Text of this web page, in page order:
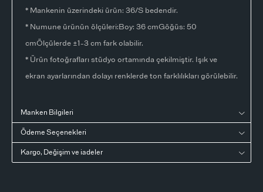
* Mankenin üzerindeki ürün: 36/S bedendir.
* Numune ürünün ölçüleri:Boy: 36 cmGöğüs: 50
cmÖlçülerde ±1-3 cm fark olabilir.
* Ürün fotoğrafları stüdyo ortamında çekilmiştir. Işık ve
ekran ayarlarından dolayı renklerde ton farklılıkları görülebilir.
Manken Bilgileri
Ödeme Seçenekleri
Kargo, Değişim ve iadeler